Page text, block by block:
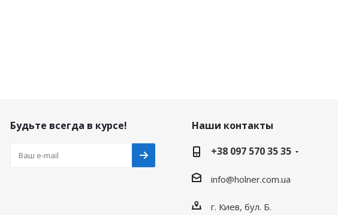
Будьте всегда в курсе!
Наши контакты
+38 097 570 35 35
info@holner.com.ua
г. Киев, бул. Б.